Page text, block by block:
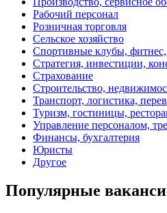
Рабочий персонал
Розничная торговля
Сельское хозяйство
Спортивные клубы,
Стратегия, инвестиции,
Страхование
Строительство,
Транспорт, логистика,
Туризм, гостиницы,
Управление персоналом,
Финансы, бухгалтерия
Юристы
Другое
Популярные